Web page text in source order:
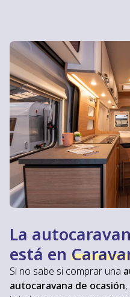
La
está en
Si no sabe si comprar una
autocaravana de ocasión